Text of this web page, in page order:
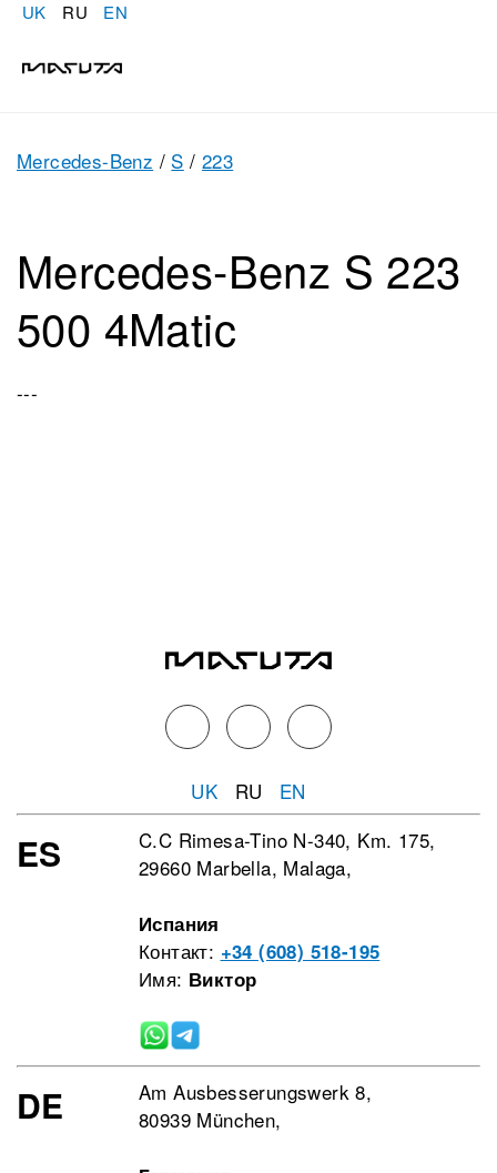
UK RU EN
Mercedes-Benz / S / 223
Mercedes-Benz S 223
500 4Matic
---
UK RU EN
ES
C.C Rimesa-Tino N-340, Km. 175,
29660 Marbella, Malaga,
Испания
Контакт: +34 (608) 518-195
Имя: Виктор
DE
Am Ausbesserungswerk 8,
80939 München,